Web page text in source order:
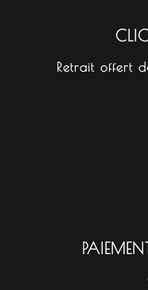
Retrait offert